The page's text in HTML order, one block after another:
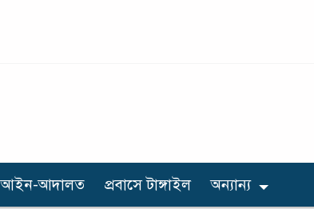
আইন-আদালত প্রবাসে টাঙ্গাইল অন্যান্য